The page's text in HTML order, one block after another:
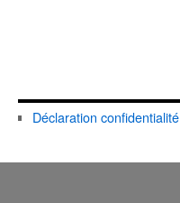
Déclaration confidentialité